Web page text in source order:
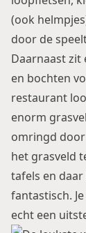
(ook
door de
Daarnaast zit
en bochten
restaurant
enorm
omringd
het grasveld
tafels en
fantastisch.
echt een